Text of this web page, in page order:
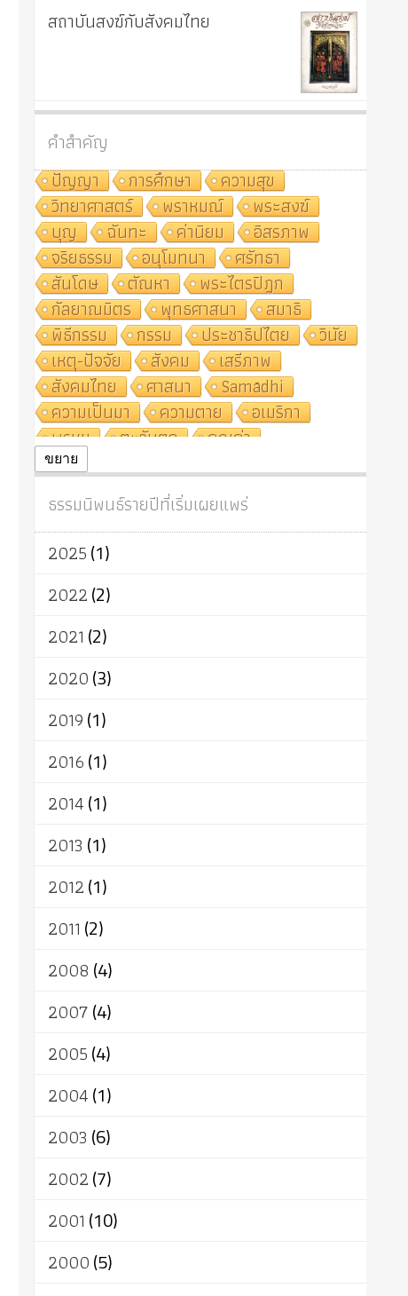
สถาบันสงฆ์กับสังคมไทย
คำสำคัญ
ปัญญา
การศึกษา
ความสุข
วิทยาศาสตร์
พราหมณ์
พระสงฆ์
บุญ
ฉันทะ ค่านิยม
อิสรภาพ
จริยธรรม
อนุโมทนา
ศรัทธา
สันโดษ
ตัณหา
พระไตรปิฎก
กัลยาณมิตร
พุทธศาสนา
สมาธิ
พิธีกรรม
กรรม ประชาธิปไตย
วินัย
เหตุ-ปัจจัย
สังคม
เสรีภาพ
สังคมไทย
ศาสนา
Samādhi
ความเป็นมา
ความตาย
อเมริกา
พรหม
ตะวันตก
คุณค่า
ปฏิจจสมุปบาท
ศาสนาประจำชาติ
ผู้บริโภค
ธรรมาธิปไตย
การแยกรัฐกับศาสนา
ธรรมชาติ
เทคโนโลยี
พุทธบริษัท
วัฒนธรรม
ขยาย
ธรรมนิพนธ์รายปีที่เริ่มเผยแพร่
2025(1)
2022(2)
2021 (2)
2020(3)
2019(1)
2016(1)
2014(1)
2013 (1)
2012(1)
2011 (2)
2008 (4)
2007(4)
2005(4)
2004(1)
2003 (6)
2002(7)
2001 (10)
2000(5)